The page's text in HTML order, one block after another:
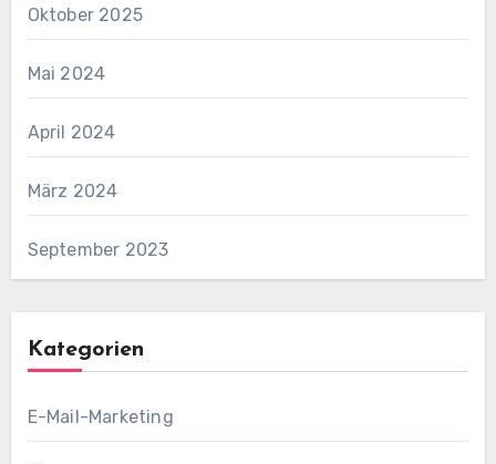
Oktober 2025
Mai 2024
April 2024
März 2024
September 2023
Kategorien
E-Mail-Marketing